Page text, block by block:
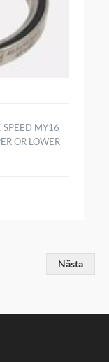
SPEED MY16
OR LOWER
Nästa